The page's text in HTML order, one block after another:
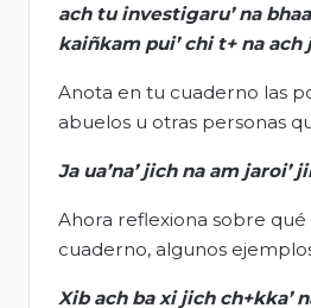
achtuinvestigaru’na
kaiñkampui’ chi t+ na ach
Anota en tu cuaderno las
abuelos u otras personas
Ja ua’na’jich naam jaroi’
Ahora reflexiona sobre
cuaderno, algunos
Xib ach baxijich ch+kka’